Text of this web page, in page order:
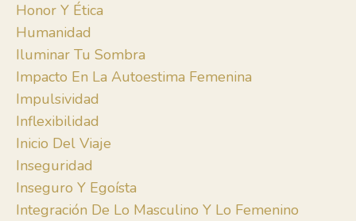
Honor Y Ética
Humanidad
Iluminar Tu Sombra
Impacto En La Autoestima Femenina
Impulsividad
Inflexibilidad
Inicio Del Viaje
Inseguridad
Inseguro Y Egoísta
Integración De Lo Masculino Y Lo Femenino